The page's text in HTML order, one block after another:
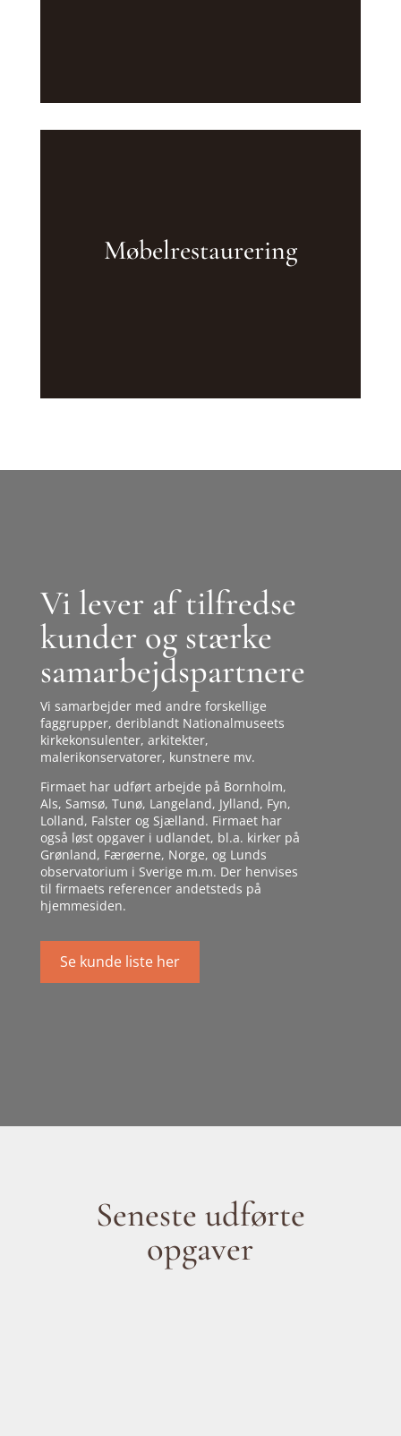
Møbelrestaurering
Vi lever af tilfredse
kunder og stærke
samarbejdspartnere
Vi samarbejder med andre forskellige
faggrupper, deriblandt Nationalmuseets
kirkekonsulenter, arkitekter,
malerikonservatorer, kunstnere mv.
Firmaet har udført arbejde på Bornholm,
Als, Samsø, Tunø, Langeland, Jylland, Fyn,
Lolland, Falster og Sjælland. Firmaet har
også løst opgaver i udlandet, bl.a. kirker på
Grønland, Færøerne, Norge, og Lunds
observatorium i Sverige m.m. Der henvises
til firmaets referencer andetsteds på
hjemmesiden.
Se kunde liste her
Seneste udførte
opgaver